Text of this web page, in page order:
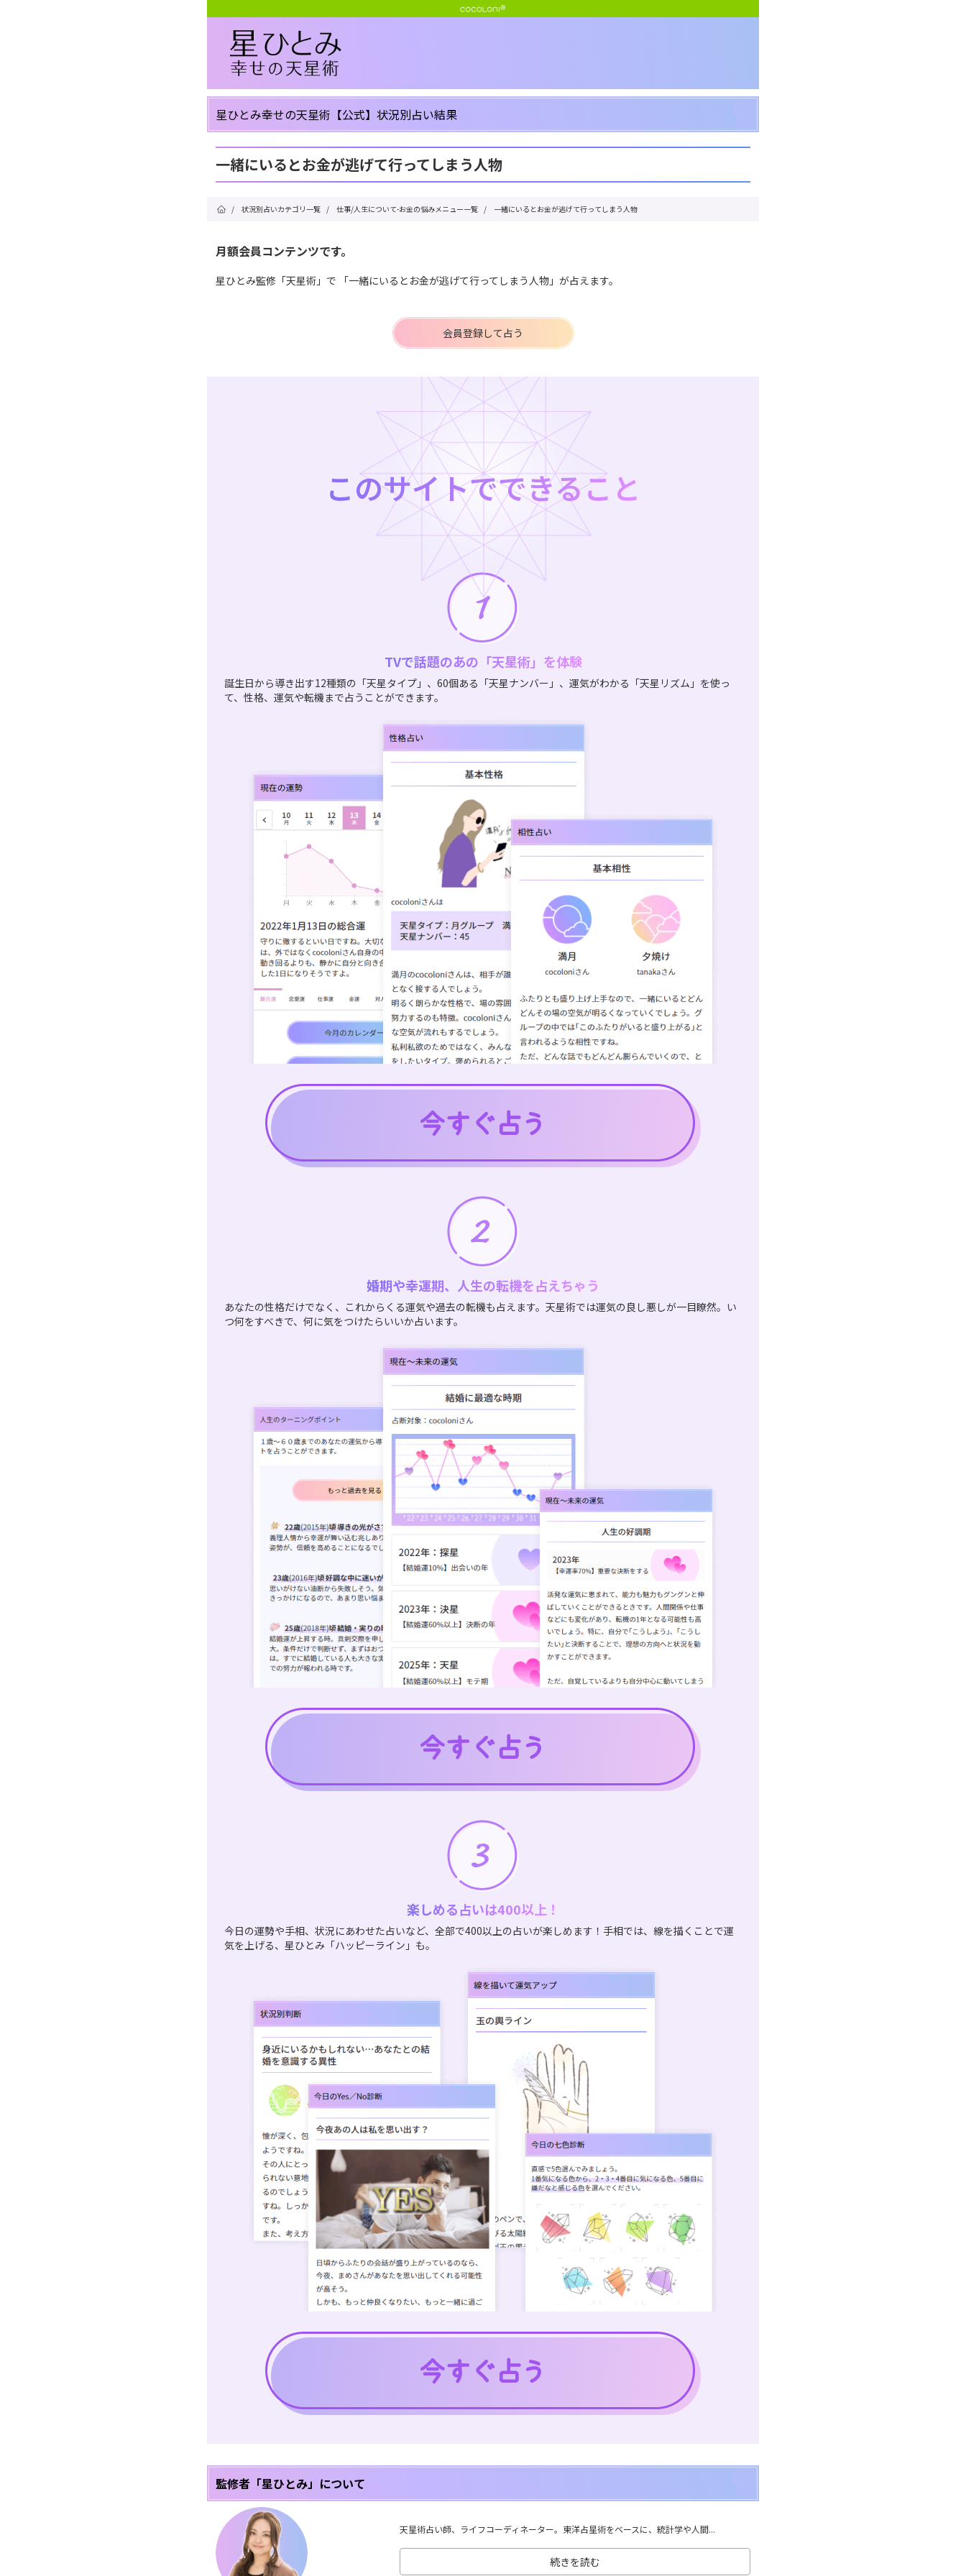
星ひとみ幸せの天星術【公式】状況別占い結果
一緒にいるとお金が逃げて行ってしまう人物
/ 状況別占いカテゴリ一覧 / 仕事/人生について-お金の悩みメニュー一覧 / 一緒にいるとお金が逃げて行ってしまう人物
月額会員コンテンツです。
星ひとみ監修「天星術」で 「一緒にいるとお金が逃げて行ってしまう人物」が占えます。
会員登録して占う
このサイトでできること
TVで話題のあの「天星術」を体験
誕生日から導き出す12種類の「天星タイプ」、60個ある「天星ナンバー」、運気がわかる「天星リズム」を使っ
て、性格、運気や転機まで占うことができます。
婚期や幸運期、人生の転機を占えちゃう
あなたの性格だけでなく、これからくる運気や過去の転機も占えます。天星術では運気の良し悪しが一目瞭然。い
つ何をすべきで、何に気をつけたらいいか占います。
楽しめる占いは400以上！
今日の運勢や手相、状況にあわせた占いなど、全部で400以上の占いが楽しめます！手相では、線を描くことで運
気を上げる、星ひとみ「ハッピーライン」も。
監修者「星ひとみ」について
天星術占い師、ライフコーディネーター。東洋占星術をベースに、統計学や人間...
続きを読む